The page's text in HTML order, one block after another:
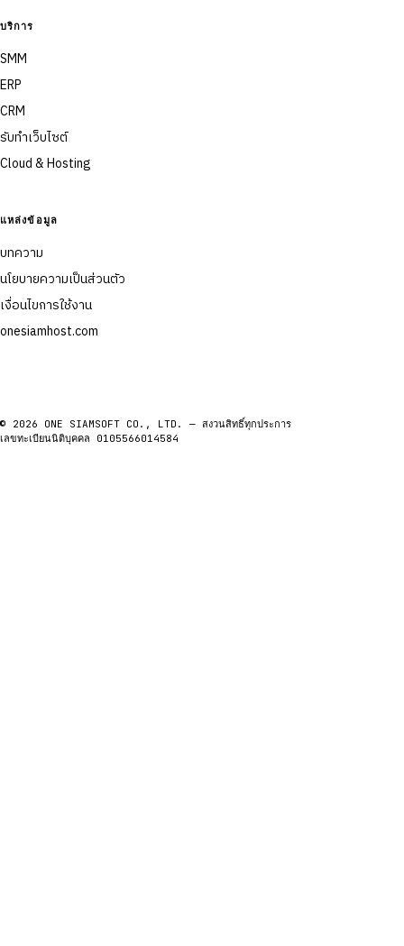
บริการ
SMM
ERP
CRM
รับทำเว็บไซต์
Cloud & Hosting
แหล่งข้อมูล
บทความ
นโยบายความเป็นส่วนตัว
เงื่อนไขการใช้งาน
onesiamhost.com
© 2026 ONE SIAMSOFT CO., LTD. — สงวนสิทธิ์ทุกประการ
เลขทะเบียนนิติบุคคล 0105566014584